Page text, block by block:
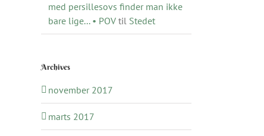
med persillesovs finder man ikke
bare lige... • POV til Stedet
Archives
november 2017
marts 2017